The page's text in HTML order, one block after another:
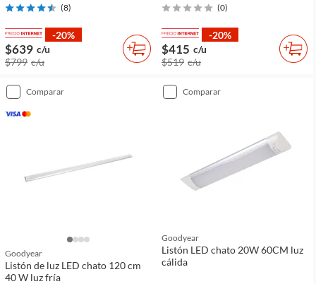
(8)
-20%
$639 c/u
$799 c/u
(0)
-20%
$415 c/u
$519 c/u
comparar
Goodyear
Listón de luz LED chato 120 cm
40 W luz fría
comparar
Goodyear
Listón LED chato 20W 60CM luz
cálida